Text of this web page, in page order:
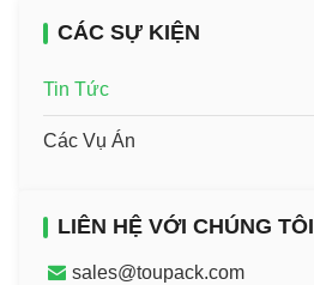
CÁC SỰ KIỆN
Tin Tức
Các Vụ Án
LIÊN HỆ VỚI CHÚNG TÔI
sales@toupack.com